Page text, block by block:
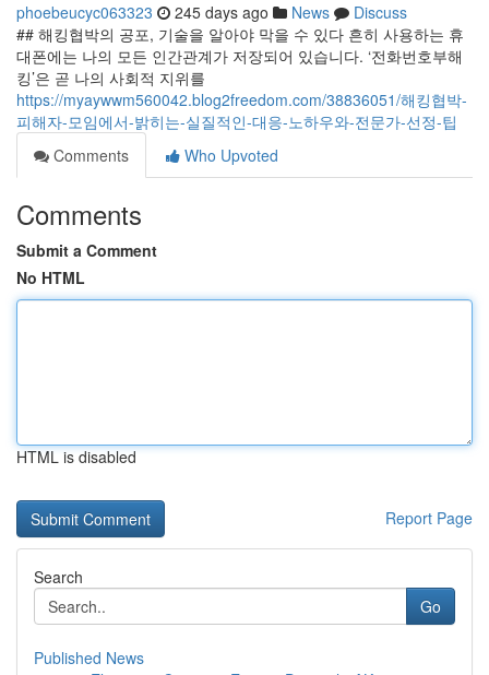
phoebeucyc063323 245 days ago News
Discuss
## 해킹협박의 공포, 기술을 알아야 막을 수 있다 흔히 사용하는 휴
대폰에는 나의 모든 인간관계가 저장되어 있습니다. ‘전화번호부해
킹’은 곧 나의 사회적 지위를
https://myaywwm560042.blog2freedom.com/38836051/해킹협박-
피해자-모임에서-밝히는-실질적인-대응-노하우와-전문가-선정-팁
Comments
Who Upvoted
Comments
Submit a Comment
No HTML
HTML is disabled
Report Page
Search
Go
Published News